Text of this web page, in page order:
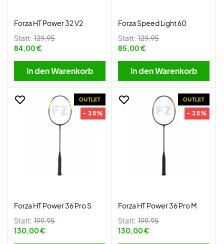
Forza HT Power 32 V2
Statt: 129,95
84,00 €
In den Warenkorb
Forza Speed Light 60
Statt: 129,95
85,00 €
In den Warenkorb
OUTLET
- 35%
Forza HT Power 36 Pro S
Statt: 199,95
130,00 €
OUTLET
- 35%
Forza HT Power 36 Pro M
Statt: 199,95
130,00 €